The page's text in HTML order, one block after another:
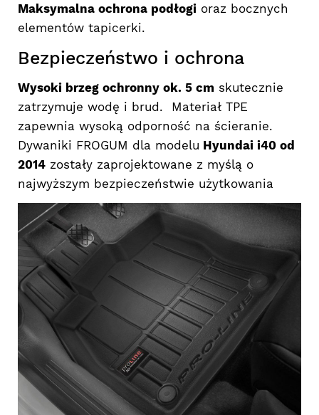
Maksymalna ochrona podłogi oraz bocznych
elementów tapicerki.
Bezpieczeństwo i ochrona
Wysoki brzeg ochronny ok. 5 cm skutecznie
zatrzymuje wodę i brud. Materiał TPE
zapewnia wysoką odporność na ścieranie.
Dywaniki FROGUM dla modelu Hyundai i40 od
2014 zostały zaprojektowane z myślą o
najwyższym bezpieczeństwie użytkowania